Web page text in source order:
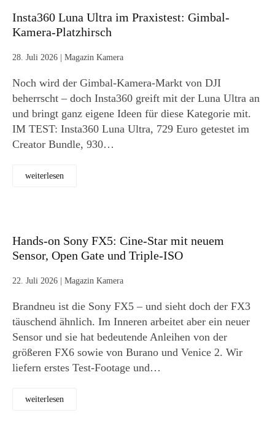
Insta360 Luna Ultra im Praxistest: Gimbal-
Kamera-Platzhirsch
28. Juli 2026 Magazin Kamera
Noch wird der Gimbal-Kamera-Markt von DJI
beherrscht – doch Insta360 greift mit der Luna Ultra an
und bringt ganz eigene Ideen für diese Kategorie mit.
IM TEST: Insta360 Luna Ultra, 729 Euro getestet im
Creator Bundle, 930…
weiterlesen
Hands-on Sony FX5: Cine-Star mit neuem
Sensor, Open Gate und Triple-ISO
22. Juli 2026 Magazin Kamera
Brandneu ist die Sony FX5 – und sieht doch der FX3
täuschend ähnlich. Im Inneren arbeitet aber ein neuer
Sensor und sie hat bedeutende Anleihen von der
größeren FX6 sowie von Burano und Venice 2. Wir
liefern erstes Test-Footage und…
weiterlesen